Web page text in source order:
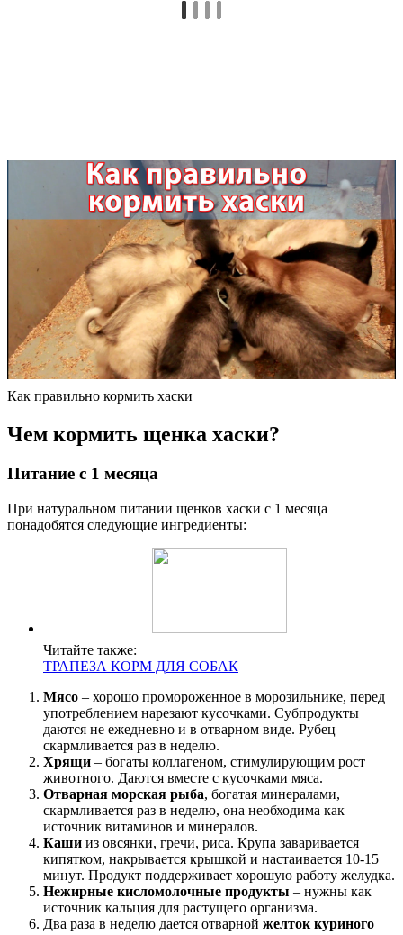
Как правильно кормить хаски
Чем кормить щенка хаски?
Питание с 1 месяца
При натуральном питании щенков хаски с 1 месяца
понадобятся следующие ингредиенты:
Читайте также:
ТРАПЕЗА КОРМ ДЛЯ СОБАК
Мясо – хорошо промороженное в морозильнике, перед
употреблением нарезают кусочками. Субпродукты
даются не ежедневно и в отварном виде. Рубец
скармливается раз в неделю.
Хрящи – богаты коллагеном, стимулирующим рост
животного. Даются вместе с кусочками мяса.
Отварная морская рыба, богатая минералами,
скармливается раз в неделю, она необходима как
источник витаминов и минералов.
Каши из овсянки, гречи, риса. Крупа заваривается
кипятком, накрывается крышкой и настаивается 10-15
минут. Продукт поддерживает хорошую работу желудка.
Нежирные кисломолочные продукты – нужны как
источник кальция для растущего организма.
Два раза в неделю дается отварной желток куриного